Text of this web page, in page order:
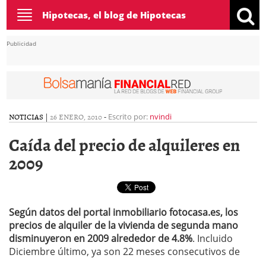
Toggle
navigation
Hipotecas, el blog de Hipotecas
Publicidad
NOTICIAS | 26 ENERO, 2010- Escrito por: nvindi
Caída del precio de alquileres en
2009
Según datos del portal inmobiliario fotocasa.es, los
precios de alquiler de la vivienda de segunda mano
disminuyeron en 2009 alrededor de 4.8%. Incluido
Diciembre último, ya son 22 meses consecutivos de